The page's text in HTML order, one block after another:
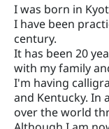
I was born in
I have been
century.
It has been 20
with my family
I'm having
and Kentucky. In
over the world